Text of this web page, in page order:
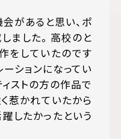
があると思い、ポ
ました。高校のと
をしていたのです
ーションになってい
ストの方の作品で
惹かれていたから
したかったという